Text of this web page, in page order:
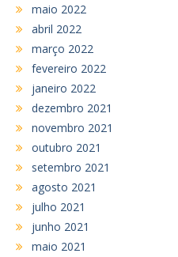
maio 2022
abril 2022
março 2022
fevereiro 2022
janeiro 2022
dezembro 2021
novembro 2021
outubro 2021
setembro 2021
agosto 2021
julho 2021
junho 2021
maio 2021